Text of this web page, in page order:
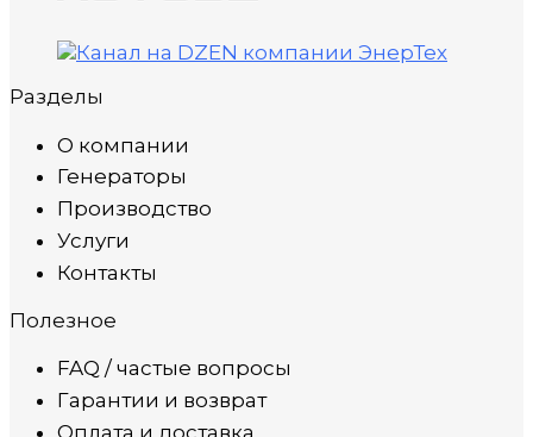
Разделы
О компании
Генераторы
Производство
Услуги
Контакты
Полезное
FAQ / частые вопросы
Гарантии и возврат
Оплата и доставка